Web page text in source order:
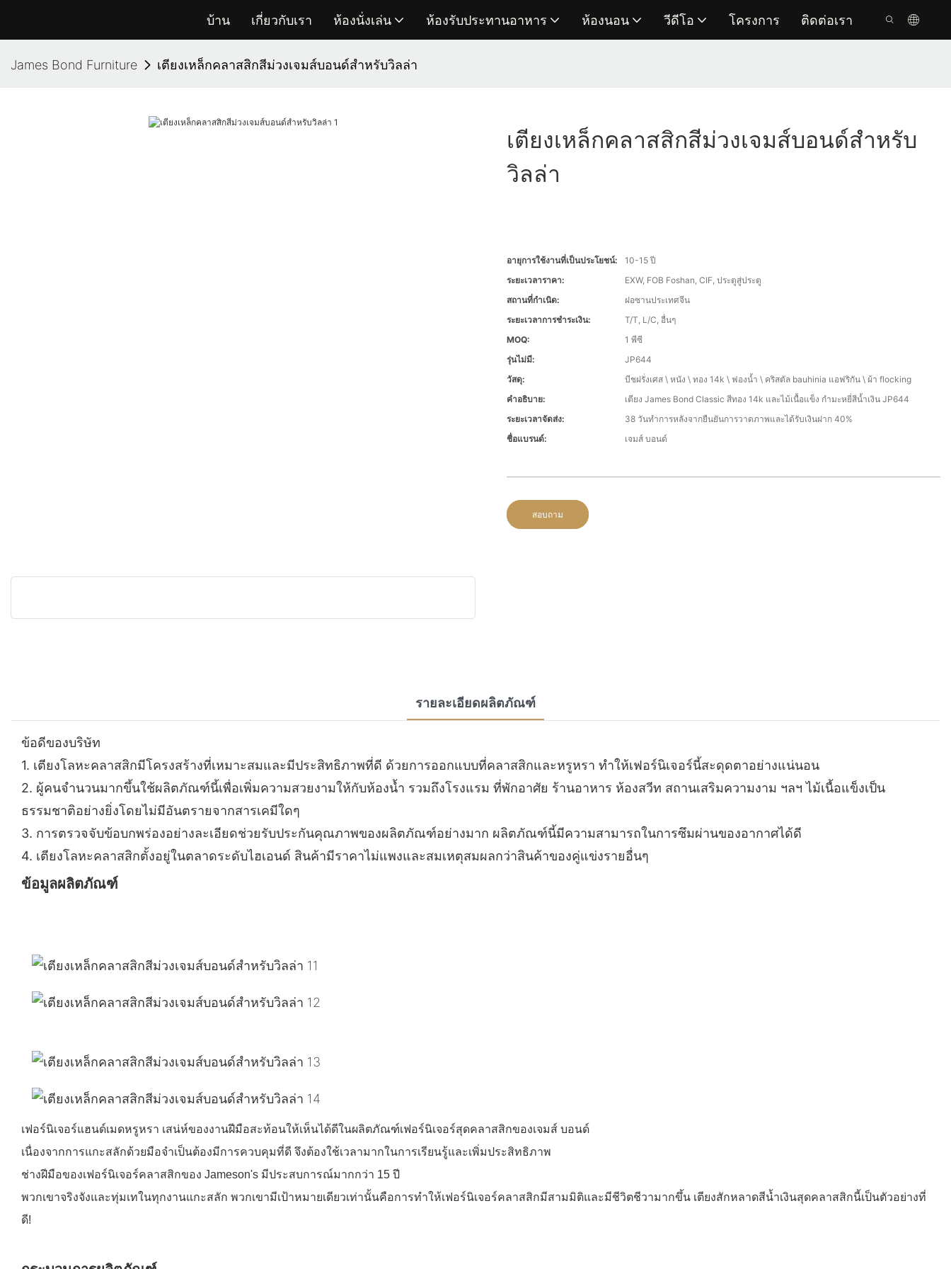
บ้าน เกี่ยวกับเรา ห้องนั่งเล่น ห้องรับประทานอาหาร ห้องนอน วีดีโอ โครงการ ติดต่อเรา
James Bond Furniture เตียงเหล็กคลาสสิกสีม่วงเจมส์บอนด์สำหรับวิลล่า
เตียงเหล็กคลาสสิกสีม่วงเจมส์บอนด์สำหรับ
วิลล่า
อายุการใช้งานที่เป็นประโยชน์:
10-15 ปี
ระยะเวลาราคา:
EXW, FOB Foshan, CIF, ประตูสู่ประตู
สถานที่กำเนิด:
ฝอซานประเทศจีน
ระยะเวลาการชำระเงิน:
T/T, L/C, อื่นๆ
MOQ:
1 พีซี
รุ่นไม่มี:
JP644
วัสดุ:
บีชฝรั่งเศส \ หนัง \ ทอง 14k \ ฟองน้ำ \ คริสตัล bauhinia แอฟริกัน \ ผ้า flocking
คำอธิบาย:
เตียง James Bond Classic สีทอง 14k และไม้เนื้อแข็ง กำมะหยี่สีน้ำเงิน JP644
ระยะเวลาจัดส่ง:
38 วันทำการหลังจากยืนยันการวาดภาพและได้รับเงินฝาก 40%
ชื่อแบรนด์:
เจมส์ บอนด์
สอบถาม
รายละเอียดผลิตภัณฑ์
ข้อดีของบริษัท
1. เตียงโลหะคลาสสิกมีโครงสร้างที่เหมาะสมและมีประสิทธิภาพที่ดี ด้วยการออกแบบที่คลาสสิกและหรูหรา ทำให้เฟอร์นิเจอร์นี้สะดุดตาอย่างแน่นอน
2. ผู้คนจำนวนมากขึ้นใช้ผลิตภัณฑ์นี้เพื่อเพิ่มความสวยงามให้กับห้องน้ำ รวมถึงโรงแรม ที่พักอาศัย ร้านอาหาร ห้องสวีท สถานเสริมความงาม ฯลฯ ไม้เนื้อแข็งเป็น
ธรรมชาติอย่างยิ่งโดยไม่มีอันตรายจากสารเคมีใดๆ
3. การตรวจจับข้อบกพร่องอย่างละเอียดช่วยรับประกันคุณภาพของผลิตภัณฑ์อย่างมาก ผลิตภัณฑ์นี้มีความสามารถในการซึมผ่านของอากาศได้ดี
4. เตียงโลหะคลาสสิกตั้งอยู่ในตลาดระดับไฮเอนด์ สินค้ามีราคาไม่แพงและสมเหตุสมผลกว่าสินค้าของคู่แข่งรายอื่นๆ
ข้อมูลผลิตภัณฑ์
เฟอร์นิเจอร์แฮนด์เมดหรูหรา เสน่ห์ของงานฝีมือสะท้อนให้เห็นได้ดีในผลิตภัณฑ์เฟอร์นิเจอร์สุดคลาสสิกของเจมส์ บอนด์
เนื่องจากการแกะสลักด้วยมือจำเป็นต้องมีการควบคุมที่ดี จึงต้องใช้เวลามากในการเรียนรู้และเพิ่มประสิทธิภาพ
ช่างฝีมือของเฟอร์นิเจอร์คลาสสิกของ Jameson's มีประสบการณ์มากกว่า 15 ปี
พวกเขาจริงจังและทุ่มเทในทุกงานแกะสลัก พวกเขามีเป้าหมายเดียวเท่านั้นคือการทำให้เฟอร์นิเจอร์คลาสสิกมีสามมิติและมีชีวิตชีวามากขึ้น เตียงสักหลาดสีน้ำเงินสุดคลาสสิกนี้เป็นตัวอย่างที่
ดี!